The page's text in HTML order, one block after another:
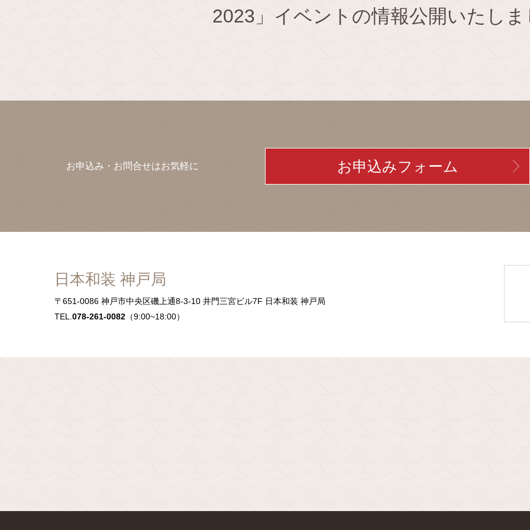
2023」イベントの情報公開いたし
お申込み・お問合せはお気軽に お申込みフォーム
日本和装 神戸局
〒651-0086 神戸市中央区磯上通8-3-10 井門三宮ビル7F 日本和装 神戸局
TEL. 078-261-0082 （9:00~18:00）